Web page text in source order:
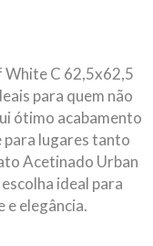
C 62,5x62,5
para quem não
ótimo acabamento
para lugares tanto
Acetinado Urban
ideal para
e elegância.